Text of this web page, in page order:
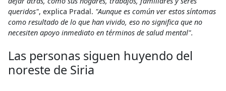
queridos", explica Pradal. "Aunque es común ver estos síntomas
como resultado de lo que han vivido, eso no significa que no
necesiten apoyo inmediato en términos de salud mental".
Las personas siguen huyendo del
noreste de Siria